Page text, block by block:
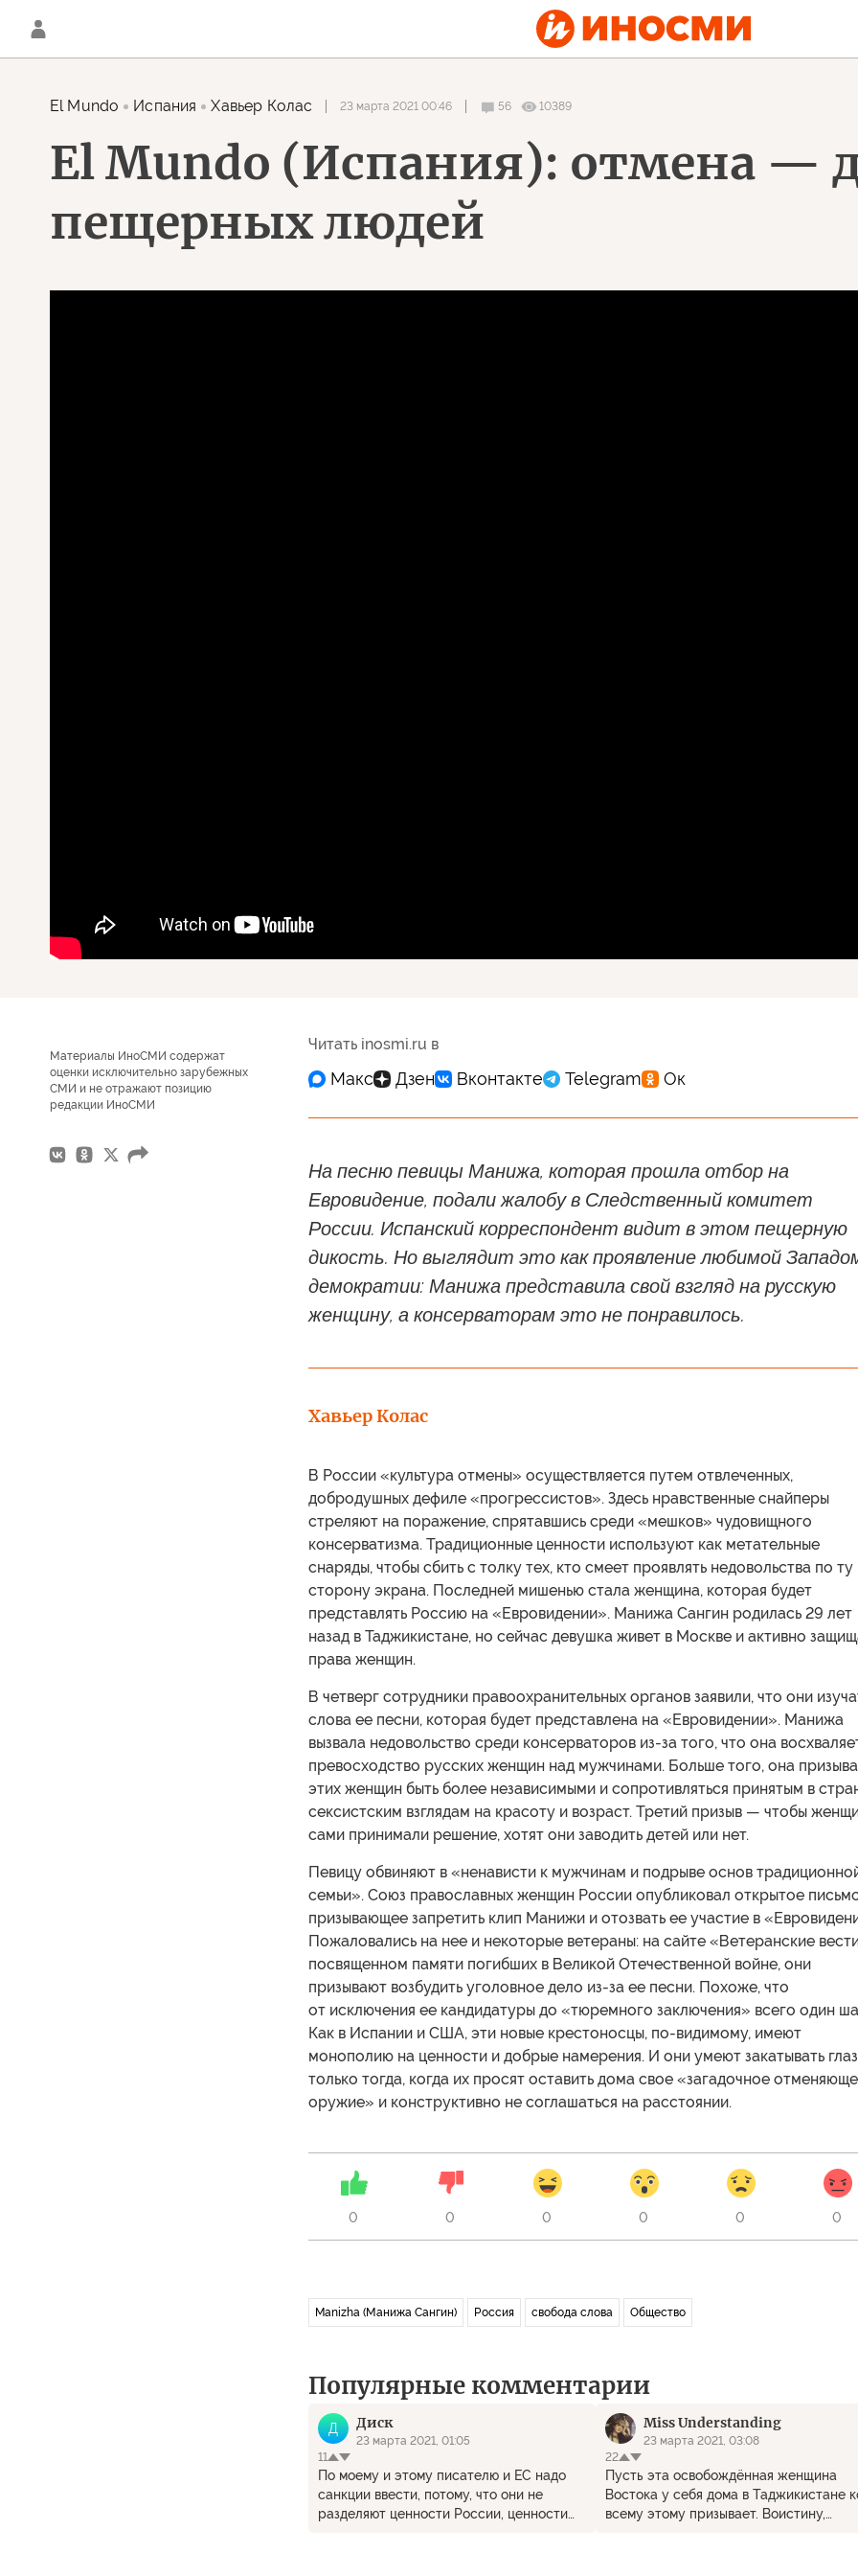
El Mundo Испания Хавьер Колас 23 марта 2021 00:46 56 10389
El Mundo (Испания): отмена —
пещерных людей
Материалы ИноСМИ содержат
оценки исключительно зарубежных
СМИ и не отражают позицию
редакции ИноСМИ
Читать inosmi.ru в
На песню певицы Манижа, которая прошла отбор на
Евровидение, подали жалобу в Следственный комитет
России. Испанский корреспондент видит в этом пещерную
дикость. Но выглядит это как проявление любимой
демократии: Манижа представила свой взгляд на русскую
женщину, а консерваторам это не понравилось.
Хавьер Колас
В России «культура отмены» осуществляется путем отвлеченных,
добродушных дефиле «прогрессистов». Здесь нравственные снайперы
стреляют на поражение, спрятавшись среди «мешков» чудовищного
консерватизма. Традиционные ценности используют как метательные
снаряды, чтобы сбить с толку тех, кто смеет проявлять недовольства по ту
сторону экрана. Последней мишенью стала женщина, которая будет
представлять Россию на «Евровидении». Манижа Сангин родилась 29 лет
назад в Таджикистане, но сейчас девушка живет в Москве и активно
права женщин.
В четверг сотрудники правоохранительных органов заявили, что они
слова ее песни, которая будет представлена на «Евровидении». Манижа
вызвала недовольство среди консерваторов из-за того, что она
превосходство русских женщин над мужчинами. Больше того, она
этих женщин быть более независимыми и сопротивляться принятым в
сексистским взглядам на красоту и возраст. Третий призыв — чтобы
сами принимали решение, хотят они заводить детей или нет.
Певицу обвиняют в «ненависти к мужчинам и подрыве основ
семьи». Союз православных женщин России опубликовал открытое
призывающее запретить клип Манижи и отозвать ее участие в
Пожаловались на нее и некоторые ветераны: на сайте «Ветеранские
посвященном памяти погибших в Великой Отечественной войне, они
призывают возбудить уголовное дело из-за ее песни. Похоже, что
от исключения ее кандидатуры до «тюремного заключения» всего один
Как в Испании и США, эти новые крестоносцы, по-видимому, имеют
монополию на ценности и добрые намерения. И они умеют закатывать
только тогда, когда их просят оставить дома свое «загадочное
оружие» и конструктивно не соглашаться на расстоянии.
0 0 0 0 0 0
Manizha (Манижа Сангин) Россия свобода слова Общество
Популярные комментарии
Д Диск
23 марта 2021, 01:05
11
По моему и этому писателю и ЕС надо
санкции ввести, потому, что они не
разделяют ценности России, ценности
Miss Understanding
23 марта 2021, 03:08
22
Пусть эта освобождённая женщина
Востока у себя дома в Таджикистане
всему этому призывает. Воистину,